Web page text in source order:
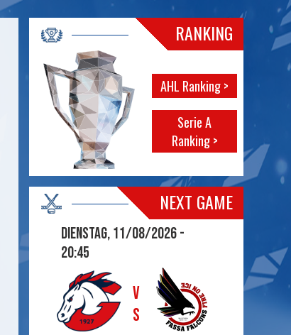
RANKING
AHL Ranking >
Serie A
Ranking >
NEXT GAME
Dienstag, 11/08/2026 -
20:45
VS